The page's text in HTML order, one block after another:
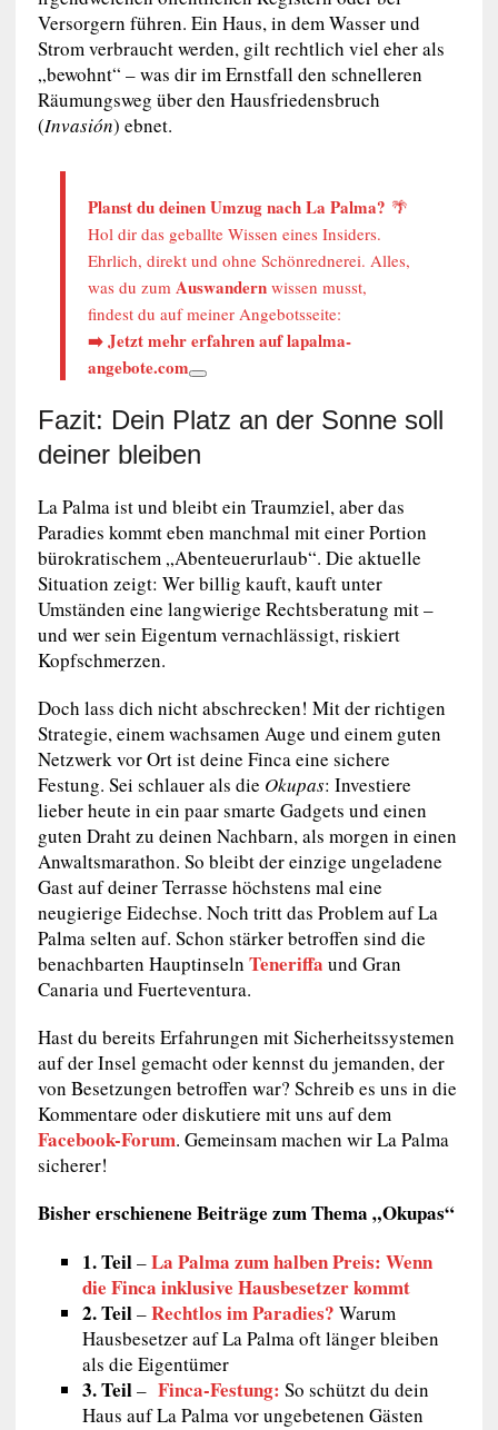
Versorgern führen. Ein Haus, in dem Wasser und
Strom verbraucht werden, gilt rechtlich viel eher als
„bewohnt“ – was dir im Ernstfall den schnelleren
Räumungsweg über den Hausfriedensbruch
(Invasión) ebnet.
Planst du deinen Umzug nach La Palma? 🌴
Hol dir das geballte Wissen eines Insiders.
Ehrlich, direkt und ohne Schönrednerei. Alles,
was du zum Auswandernwissen musst,
findest du auf meiner Angebotsseite:
➡️Jetzt mehr erfahren auf lapalma-
angebote.com
Fazit: Dein Platz an der Sonne soll
deiner bleiben
La Palma ist und bleibt ein Traumziel, aber das
Paradies kommt eben manchmal mit einer Portion
bürokratischem „Abenteuerurlaub“. Die aktuelle
Situation zeigt: Wer billig kauft, kauft unter
Umständen eine langwierige Rechtsberatung mit –
und wer sein Eigentum vernachlässigt, riskiert
Kopfschmerzen.
Doch lass dich nicht abschrecken! Mit der richtigen
Strategie, einem wachsamen Auge und einem guten
Netzwerk vor Ort ist deine Finca eine sichere
Festung. Sei schlauer als die Okupas: Investiere
lieber heute in ein paar smarte Gadgets und einen
guten Draht zu deinen Nachbarn, als morgen in einen
Anwaltsmarathon. So bleibt der einzige ungeladene
Gast auf deiner Terrasse höchstens mal eine
neugierige Eidechse. Noch tritt das Problem auf La
Palma selten auf. Schon stärker betroffen sind die
benachbarten Hauptinseln Teneriffa und Gran
Canaria und Fuerteventura.
Hast du bereits Erfahrungen mit Sicherheitssystemen
auf der Insel gemacht oder kennst du jemanden, der
von Besetzungen betroffen war? Schreib es uns in die
Kommentare oder diskutiere mit uns auf dem
Facebook-Forum. Gemeinsam machen wir La Palma
sicherer!
Bisher erschienene Beiträge zum Thema „Okupas“
1. Teil–La Palma zum halben Preis: Wenn
die Finca inklusive Hausbesetzer kommt
2. Teil–Rechtlos im Paradies? Warum
Hausbesetzer auf La Palma oft länger bleiben
als die Eigentümer
3. Teil– Finca-Festung: So schützt du dein
Haus auf La Palma vor ungebetenen Gästen